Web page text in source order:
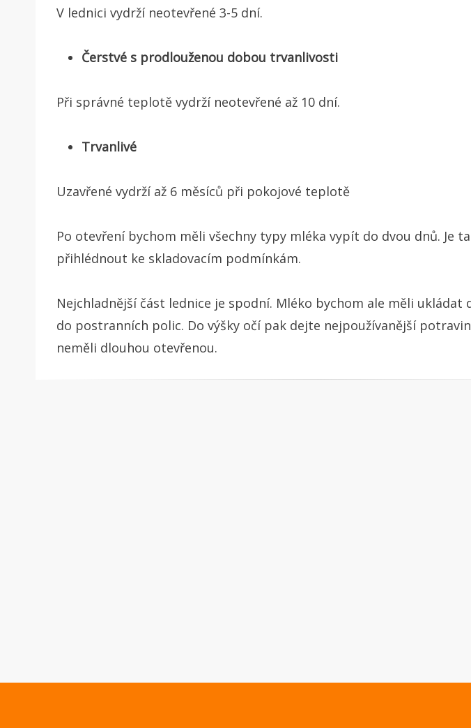
V lednici vydrží neotevřené 3-5 dní.
Čerstvé s prodlouženou dobou trvanlivosti
Při správné teplotě vydrží neotevřené až 10 dní.
Trvanlivé
Uzavřené vydrží až 6 měsíců při pokojové teplotě
Po otevření bychom měli všechny typy mléka vypít do dvou dnů. Je
přihlédnout ke skladovacím podmínkám.
Nejchladnější část lednice je spodní. Mléko bychom ale měli ukládat
do postranních polic. Do výšky očí pak dejte nejpoužívanější
neměli dlouhou otevřenou.